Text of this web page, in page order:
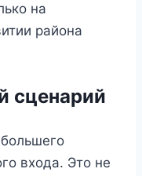
на
района
сценарий
входа. Это не